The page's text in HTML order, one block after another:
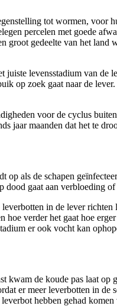
tot wormen, voor
percelen met goede
groot gedeelte van het
levensstadium van de
op zoek gaat naar de
voor de cyclus
jaar maanden dat het te
als de schapen
dood gaat aan verbloeding
in de lever
verder het gaat hoe
er ook vocht kan
kwam de koude pas laat
er meer leverbotten in de
hebben gehad